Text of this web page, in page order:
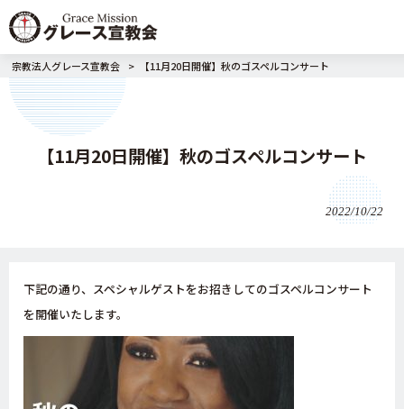
宗教法人グレース宣教会 > 【11月20日開催】秋のゴスペルコンサート
【11月20日開催】秋のゴスペルコンサート
2022/10/22
下記の通り、スペシャルゲストをお招きしてのゴスペルコンサート
を開催いたします。